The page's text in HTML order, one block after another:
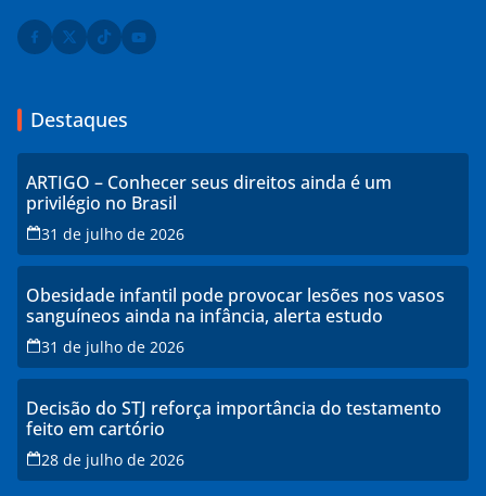
Destaques
ARTIGO – Conhecer seus direitos ainda é um
privilégio no Brasil
31 de julho de 2026
Obesidade infantil pode provocar lesões nos vasos
sanguíneos ainda na infância, alerta estudo
31 de julho de 2026
Decisão do STJ reforça importância do testamento
feito em cartório
28 de julho de 2026